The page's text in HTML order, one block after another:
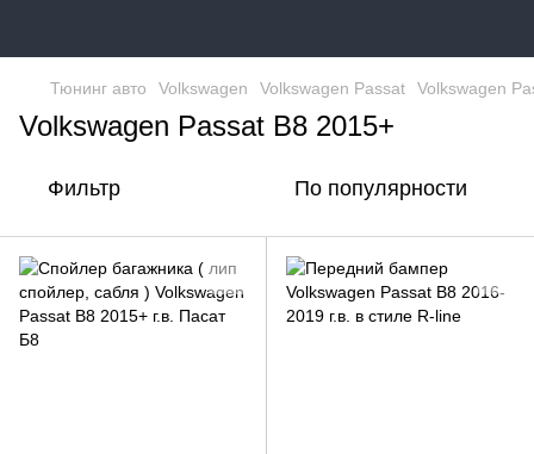
Тюнинг авто Volkswagen Volkswagen Passat Volkswagen
Volkswagen Passat B8 2015+
Фильтр По популярности